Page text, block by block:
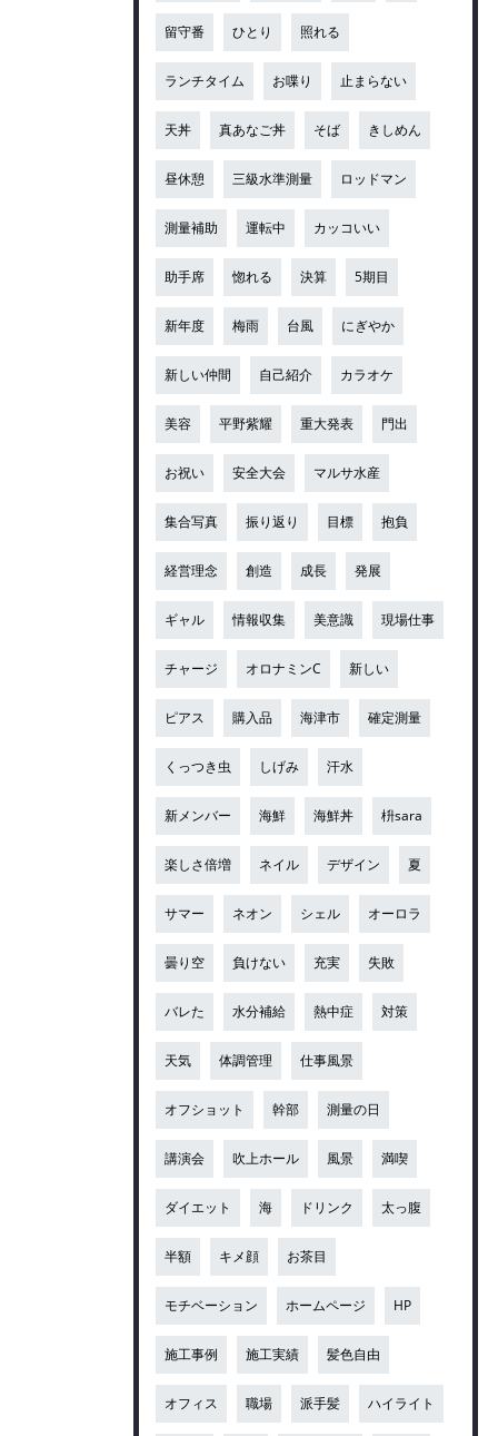
留守番 ひとり 照れる
ランチタイム お喋り 止まらない
天丼 真あなご丼 そば きしめん
昼休憩 三級水準測量 ロッドマン
測量補助 運転中 カッコいい
助手席 惚れる 決算 5期目
新年度 梅雨 台風 にぎやか
新しい仲間 自己紹介 カラオケ
美容 平野紫耀 重大発表 門出
お祝い 安全大会 マルサ水産
集合写真 振り返り 目標 抱負
経営理念 創造 成長 発展
ギャル 情報収集 美意識 現場仕事
チャージ オロナミンC 新しい
ピアス 購入品 海津市 確定測量
くっつき虫 しげみ 汗水
新メンバー 海鮮 海鮮丼 枡sara
楽しさ倍増 ネイル デザイン 夏
サマー ネオン シェル オーロラ
曇り空 負けない 充実 失敗
バレた 水分補給 熱中症 対策
天気 体調管理 仕事風景
オフショット 幹部 測量の日
講演会 吹上ホール 風景 満喫
ダイエット 海 ドリンク 太っ腹
半額 キメ顔 お茶目
モチベーション ホームページ HP
施工事例 施工実績 髪色自由
オフィス 職場 派手髪 ハイライト